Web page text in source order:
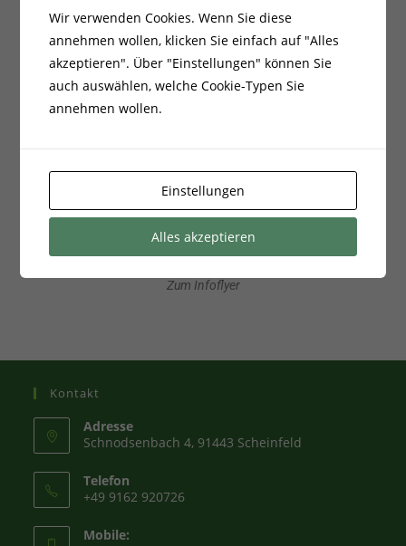
Wir im Verein beteiligen uns seit diesem Jahr an dem Programm:
“ Bei uns nicht! „
Zum Infoflyer
Kontakt
Adresse
Schnodsenbach 4, 91443 Scheinfeld
Telefon
+49 9162 920726
Mobile:
Wir verwenden Cookies. Wenn Sie diese
annehmen wollen, klicken Sie einfach auf "Alles
akzeptieren". Über "Einstellungen" können Sie
auch auswählen, welche Cookie-Typen Sie
annehmen wollen.
Einstellungen
Alles akzeptieren